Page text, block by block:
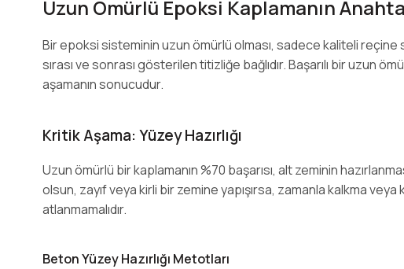
Uzun Ömürlü Epoksi Kaplamanın
Bir epoksi sisteminin uzun ömürlü olması, sadece kaliteli reçine
sırası ve sonrası gösterilen titizliğe bağlıdır. Başarılı bir uzun
aşamanın sonucudur.
Kritik Aşama: Yüzey Hazırlığı
Uzun ömürlü bir kaplamanın %70 başarısı, alt zeminin
olsun, zayıf veya kirli bir zemine yapışırsa, zamanla kalkma
atlanmamalıdır.
Beton Yüzey Hazırlığı Metotları